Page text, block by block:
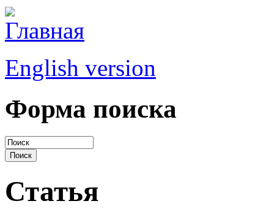
English version
Форма поиска
Статья